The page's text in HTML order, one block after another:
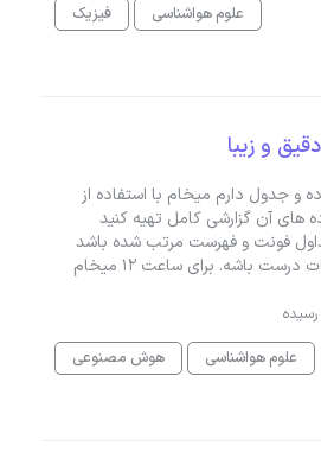
علوم هواشناسی
فیزیک
و زیبا
جدول دارم میخام با استفاده از
آن گزارشی کامل تهیه کنید
فونت و فهرست مرتب شده باشد
باشه. برای ساعت 12 میخام
علوم هواشناسی
هوش مصنوعی